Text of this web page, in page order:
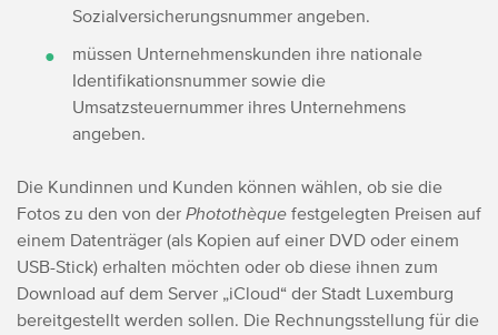
Sozialversicherungsnummer angeben.
müssen Unternehmenskunden ihre nationale
Identifikationsnummer sowie die
Umsatzsteuernummer ihres Unternehmens
angeben.
Die Kundinnen und Kunden können wählen, ob sie die
Fotos zu den von der Photothèque festgelegten Preisen auf
einem Datenträger (als Kopien auf einer DVD oder einem
USB-Stick) erhalten möchten oder ob diese ihnen zum
Download auf dem Server „iCloud“ der Stadt Luxemburg
bereitgestellt werden sollen. Die Rechnungsstellung für die